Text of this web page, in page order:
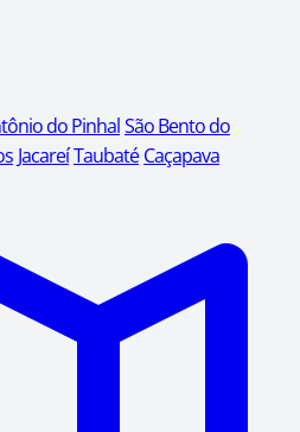
do PinhalSão Bento do
JacareíTaubaté Caçapava